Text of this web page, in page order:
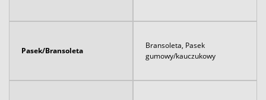
Pasek/Bransoleta
Bransoleta, Pasek
gumowy/kauczukowy